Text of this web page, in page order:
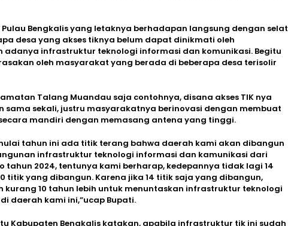
Pulau Bengkalis yang letaknya berhadapan langsung dengan selat
desa yang akses tiknya belum dapat dinikmati oleh
adanya infrastruktur teknologi informasi dan komunikasi. Begitu
oleh masyarakat yang berada di beberapa desa terisolir
Talang Muandau saja contohnya, disana akses TIK nya
sekali, justru masyarakatnya berinovasi dengan membuat
mandiri dengan memasang antena yang tinggi.
tahun ini ada titik terang bahwa daerah kami akan dibangun
infrastruktur teknologi informasi dan kamunikasi dari
tahun 2024, tentunya kami berharap, kedepannya tidak lagi 14
titik yang dibangun. Karena jika 14 titik saja yang dibangun,
kurang 10 tahun lebih untuk menuntaskan infrastruktur teknologi
daerah kami ini,”ucap Bupati.
Kabupaten Bengkalis katakan, apabila infrastruktur tik ini sudah